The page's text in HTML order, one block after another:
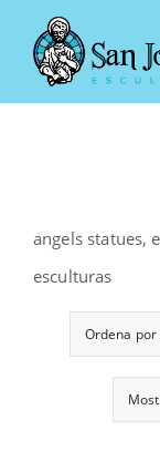
contenido
Experiencia
Catálogo
angels statues,
esculturas
Ordena por